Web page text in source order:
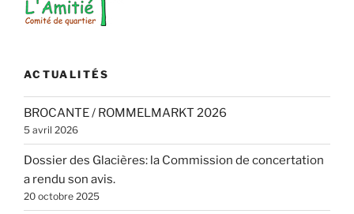
ACTUALITÉS
BROCANTE / ROMMELMARKT 2026
5 avril 2026
Dossier des Glacières: la Commission de concertation
a rendu son avis.
20 octobre 2025